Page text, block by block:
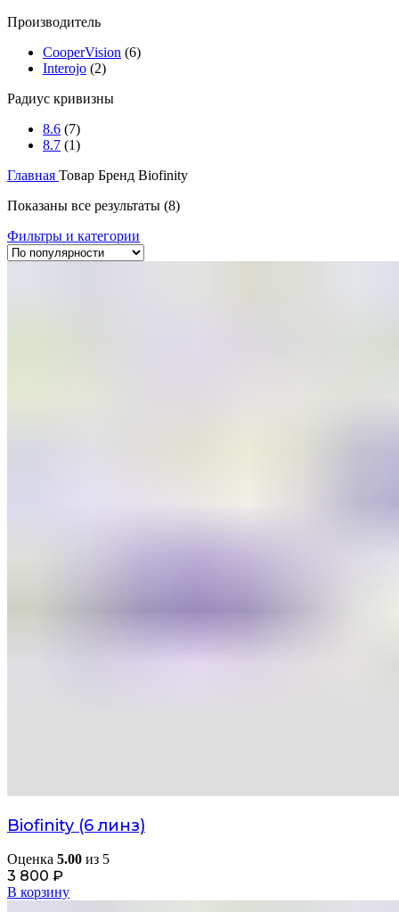
Производитель
CooperVision (6)
Interojo (2)
Радиус кривизны
8.6 (7)
8.7 (1)
Главная Товар Бренд Biofinity
Показаны все результаты (8)
Фильтры и категории
Biofinity (6 линз)
Оценка 5.00 из 5
3 800 ₽
В корзину